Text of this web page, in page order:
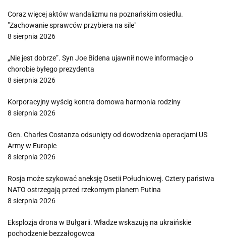
Coraz więcej aktów wandalizmu na poznańskim osiedlu.
"Zachowanie sprawców przybiera na sile"
8 sierpnia 2026
„Nie jest dobrze”. Syn Joe Bidena ujawnił nowe informacje o
chorobie byłego prezydenta
8 sierpnia 2026
Korporacyjny wyścig kontra domowa harmonia rodziny
8 sierpnia 2026
Gen. Charles Costanza odsunięty od dowodzenia operacjami US
Army w Europie
8 sierpnia 2026
Rosja może szykować aneksję Osetii Południowej. Cztery państwa
NATO ostrzegają przed rzekomym planem Putina
8 sierpnia 2026
Eksplozja drona w Bułgarii. Władze wskazują na ukraińskie
pochodzenie bezzałogowca